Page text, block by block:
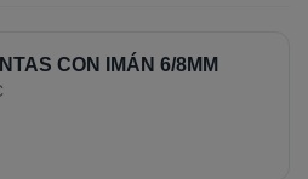
CON IMÁN 6/8MM